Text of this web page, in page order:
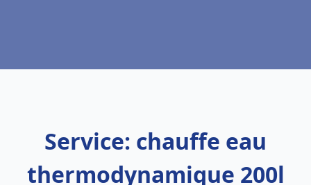
Service: chauffe eau
thermodynamique 200l